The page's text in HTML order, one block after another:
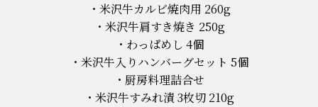
米沢牛カルビ焼肉用 260g
米沢牛肩すき焼き 250g
わっぱめし 4個
米沢牛入りハンバーグセット 5個
厨房料理詰合せ
米沢牛すみれ漬 3枚切 210g